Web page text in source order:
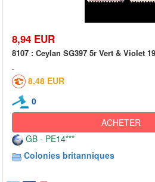
8,94 EUR
8107 : Ceylan SG397 5r Vert & Violet
8,48 EUR
0
ACHETER
GB - PE14***
Colonies britanniques